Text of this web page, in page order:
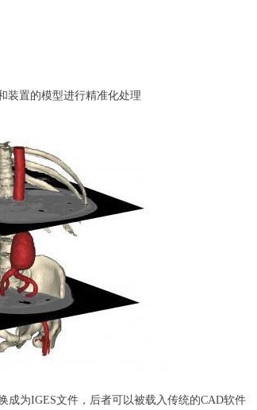
装置的模型进行精准化处理
成为IGES文件，后者可以被载入传统的CAD软件